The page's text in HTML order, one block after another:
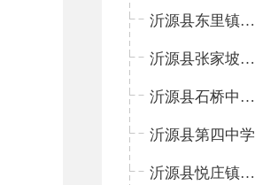
沂源县东里镇中心小学
沂源县张家坡中心学校
沂源县石桥中心学校
沂源县第四中学
沂源县悦庄镇中心小学